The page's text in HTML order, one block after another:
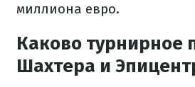
миллиона евро.
Каково турнирное
Шахтера и